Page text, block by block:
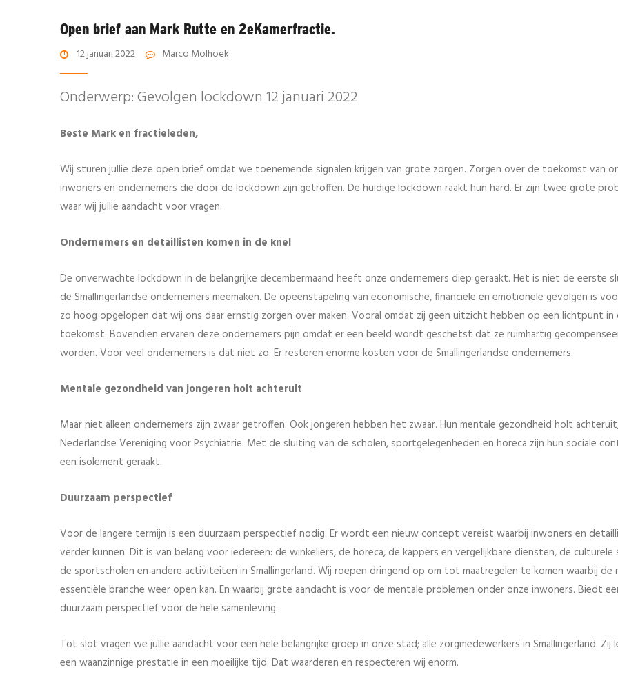
Open brief aan Mark Rutte en 2eKamerfractie.
12 januari 2022 Marco Molhoek
Onderwerp: Gevolgen lockdown 12 januari 2022
Beste Mark en fractieleden,
Wij sturen jullie deze open brief omdat we toenemende signalen krijgen van grote zorgen. Zorgen over de toekomst van
inwoners en ondernemers die door de lockdown zijn getroffen. De huidige lockdown raakt hun hard. Er zijn twee grote
waar wij jullie aandacht voor vragen.
Ondernemers en detaillisten komen in de knel
De onverwachte lockdown in de belangrijke decembermaand heeft onze ondernemers diep geraakt. Het is niet de eerste
de Smallingerlandse ondernemers meemaken. De opeenstapeling van economische, financiële en emotionele gevolgen is
zo hoog opgelopen dat wij ons daar ernstig zorgen over maken. Vooral omdat zij geen uitzicht hebben op een lichtpunt in
toekomst. Bovendien ervaren deze ondernemers pijn omdat er een beeld wordt geschetst dat ze ruimhartig
worden. Voor veel ondernemers is dat niet zo. Er resteren enorme kosten voor de Smallingerlandse ondernemers.
Mentale gezondheid van jongeren holt achteruit
Maar niet alleen ondernemers zijn zwaar getroffen. Ook jongeren hebben het zwaar. Hun mentale gezondheid holt
Nederlandse Vereniging voor Psychiatrie. Met de sluiting van de scholen, sportgelegenheden en horeca zijn hun sociale
een isolement geraakt.
Duurzaam perspectief
Voor de langere termijn is een duurzaam perspectief nodig. Er wordt een nieuw concept vereist waarbij inwoners en
verder kunnen. Dit is van belang voor iedereen: de winkeliers, de horeca, de kappers en vergelijkbare diensten, de culturele
de sportscholen en andere activiteiten in Smallingerland. Wij roepen dringend op om tot maatregelen te komen waarbij de
essentiële branche weer open kan. En waarbij grote aandacht is voor de mentale problemen onder onze inwoners. Biedt
duurzaam perspectief voor de hele samenleving.
Tot slot vragen we jullie aandacht voor een hele belangrijke groep in onze stad; alle zorgmedewerkers in Smallingerland. Zij
een waanzinnige prestatie in een moeilijke tijd. Dat waarderen en respecteren wij enorm.